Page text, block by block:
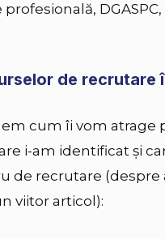
DGASPC,
de recrutare
cum îi vom atrage
i-am identificat și
de recrutare (despre
viitor articol):